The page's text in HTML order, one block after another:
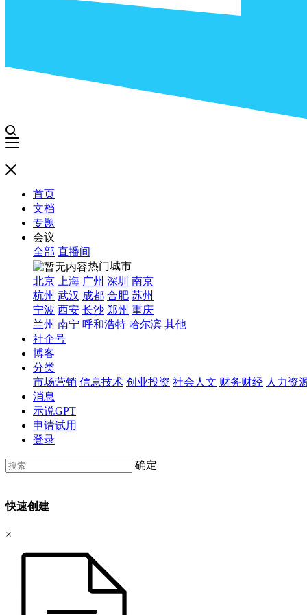
首页
文档
专题
会议
全部 直播间
热门城市
北京
上海 广州 深圳 南京
杭州 武汉 成都 合肥 苏州
宁波 西安 长沙 郑州 重庆
兰州 南宁 呼和浩特 哈尔滨 其他
社企号
博客
分类
市场营销 信息技术 创业投资 社会人文 财务财经 人力资
消息
示说GPT
申请试用
登录
确定
快速创建
×